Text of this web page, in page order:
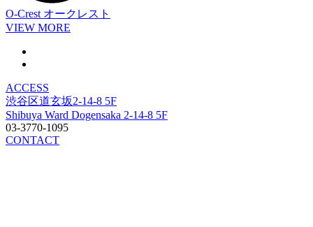
O-Crest オークレスト
VIEW MORE
ACCESS
渋谷区道玄坂2-14-8 5F
Shibuya Ward Dogensaka 2-14-8 5F
03-3770-1095
CONTACT